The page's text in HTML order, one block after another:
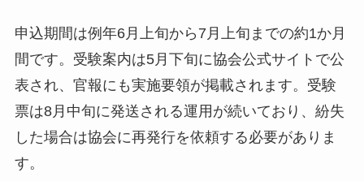
申込期間は例年6月上旬から7月上旬までの約1か月
間です。受験案内は5月下旬に協会公式サイトで公
表され、官報にも実施要領が掲載されます。受験
票は8月中旬に発送される運用が続いており、紛失
した場合は協会に再発行を依頼する必要がありま
す。